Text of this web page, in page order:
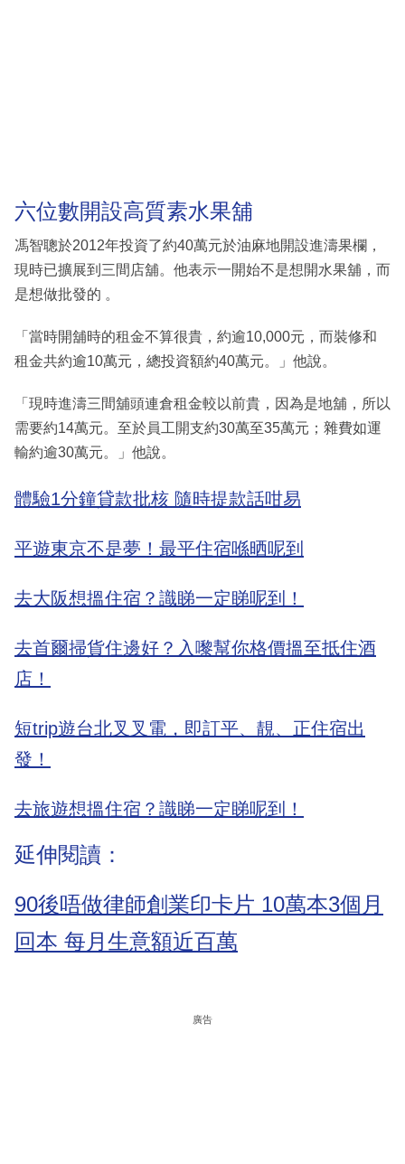
六位數開設高質素水果舖
馮智聰於2012年投資了約40萬元於油麻地開設進濤果欄，
現時已擴展到三間店舖。他表示一開始不是想開水果舖，而
是想做批發的 。
「當時開舖時的租金不算很貴，約逾10,000元，而裝修和
租金共約逾10萬元，總投資額約40萬元。」他說。
「現時進濤三間舖頭連倉租金較以前貴，因為是地舖，所以
需要約14萬元。至於員工開支約30萬至35萬元；雜費如運
輸約逾30萬元。」他說。
體驗1分鐘貸款批核 隨時提款話咁易
平遊東京不是夢！最平住宿喺晒呢到
去大阪想搵住宿？識睇一定睇呢到！
去首爾掃貨住邊好？入嚟幫你格價搵至抵住酒
店！
短trip遊台北叉叉電，即訂平、靚、正住宿出
發！
去旅遊想搵住宿？識睇一定睇呢到！
延伸閱讀：
90後唔做律師創業印卡片 10萬本3個月
回本 每月生意額近百萬
廣告